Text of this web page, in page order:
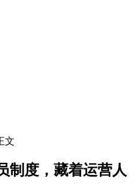
文
制度，藏着运营人